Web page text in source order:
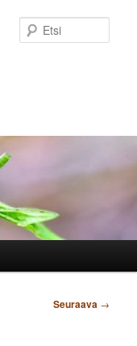
Seuraava →